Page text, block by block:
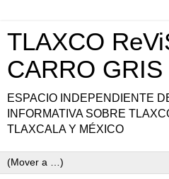
TLAXCO
CARRO GRIS
ESPACIO INDEPENDIENTE
INFORMATIVA SOBRE
TLAXCALA Y MÉXICO